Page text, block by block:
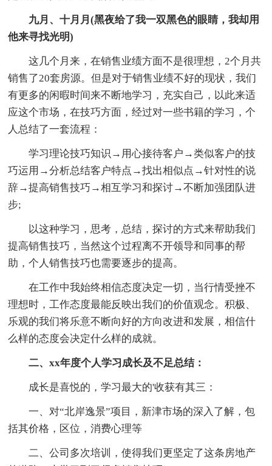
九月、十月月(黑夜给了我一双黑色的眼睛，我却用
他来寻找光明)
这几个月来，在销售业绩方面不是很理想，2个月共
销售了20套房源。但是对于销售业绩不好的现状，我们
有更多的闲暇时间来不断地学习，充实自己，以此来适
应这个市场，在技巧方面，经过对一些书籍的学习，个
人总结了一套流程：
学习理论技巧知识→用心接待客户→类似客户的技
巧运用→分析总结客户特点→找出相似点→针对性的说
辞→提高销售技巧→相互学习和探讨→不断加强团队进
步;
以这种学习，思考，总结，探讨的方式来帮助我们
提高销售技巧，当然这个过程离不开领导和同事的帮
助，个人销售技巧也需要逐步的提高。
在工作中我始终相信态度决定一切，当行情受挫不
理想时，工作态度最能反映出我们的价值观念。积极、
乐观的我们将乐意不断向好的方向改进和发展，相信什
么样的态度会决定什么样的成就。
二、xx年度个人学习成长及不足总结：
成长是喜悦的，学习最大的'收获有其三：
一、对“北岸逸景”项目，新津市场的深入了解，包
括其价格，区位，消费心理等
二、公司多次培训，使得我们更坚定了这条房地产